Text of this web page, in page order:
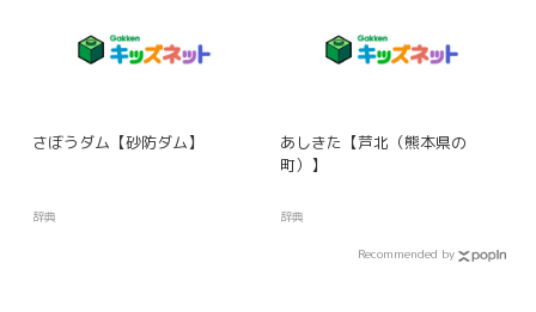
さぼうダム【砂防ダム】
辞典
あしきた【芦北（熊本県の
町）】
辞典
Recommended by